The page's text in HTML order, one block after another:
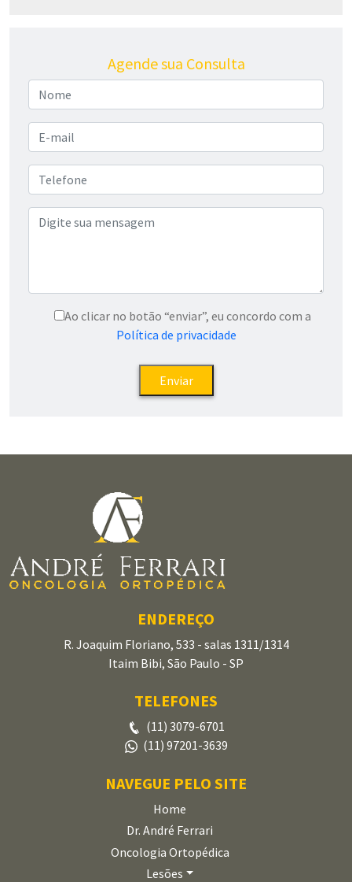
Agende sua Consulta
Ao clicar no botão “enviar”, eu concordo com a
Política de privacidade
ENDEREÇO
R. Joaquim Floriano, 533 - salas 1311/1314
Itaim Bibi, São Paulo - SP
TELEFONES
(11) 3079-6701
(11) 97201-3639
NAVEGUE PELO SITE
Home
Dr. André Ferrari
Oncologia Ortopédica
Lesões